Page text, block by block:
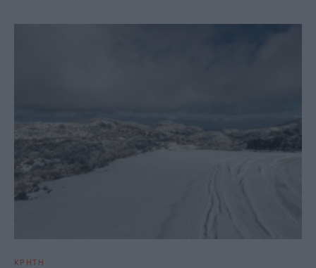
ΚΡΗΤΗ